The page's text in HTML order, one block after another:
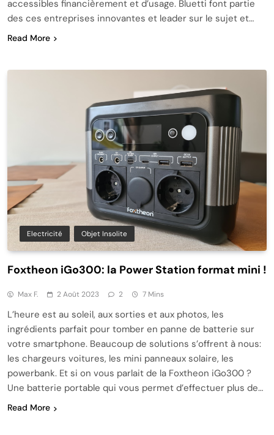
accessibles financièrement et d’usage. Bluetti font partie
des ces entreprises innovantes et leader sur le sujet et…
Read More
Electricité Objet Insolite
Foxtheon iGo300: la Power Station format mini !
Max F. 2 Août 2023 2 7 Mins
L’heure est au soleil, aux sorties et aux photos, les
ingrédients parfait pour tomber en panne de batterie sur
votre smartphone. Beaucoup de solutions s’offrent à nous:
les chargeurs voitures, les mini panneaux solaire, les
powerbank. Et si on vous parlait de la Foxtheon iGo300 ?
Une batterie portable qui vous permet d’effectuer plus de…
Read More